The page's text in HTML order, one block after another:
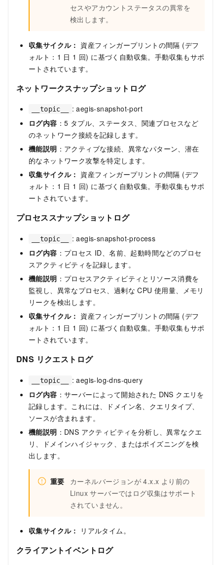
セスやアカウントステータスの異常を
検出します。
収集サイクル： 資産フィンガープリントの間隔 (デフ
ォルト：1 日 1 回) に基づく自動収集。手動収集もサポ
ートされています。
ネットワークスナップショットログ
__topic__
: aegis-snapshot-port
ログ内容 ：5 タプル、ステータス、関連プロセスなど
のネットワーク接続を記録します。
機能説明 ：アクティブな接続、異常なパターン、潜在
的なネットワーク攻撃を特定します。
収集サイクル： 資産フィンガープリントの間隔 (デフ
ォルト：1 日 1 回) に基づく自動収集。手動収集もサポ
ートされています。
プロセススナップショットログ
__topic__
: aegis-snapshot-process
ログ内容 ：プロセス ID、名前、起動時間などのプロセ
スアクティビティを記録します。
機能説明 ：プロセスアクティビティとリソース消費を
監視し、異常なプロセス、過剰な CPU 使用量、メモリ
リークを検出します。
収集サイクル： 資産フィンガープリントの間隔 (デフ
ォルト：1 日 1 回) に基づく自動収集。手動収集もサポ
ートされています。
DNS リクエストログ
__topic__
: aegis-log-dns-query
ログ内容 ：サーバーによって開始された DNS クエリを
記録します。これには、ドメイン名、クエリタイプ、
ソースが含まれます。
機能説明 ：DNS アクティビティを分析し、異常なクエ
リ、ドメインハイジャック、またはポイズニングを検
出します。
重要
カーネルバージョンが 4.x.x より前の
Linux サーバーではログ収集はサポート
されていません。
収集サイクル： リアルタイム。
クライアントイベントログ